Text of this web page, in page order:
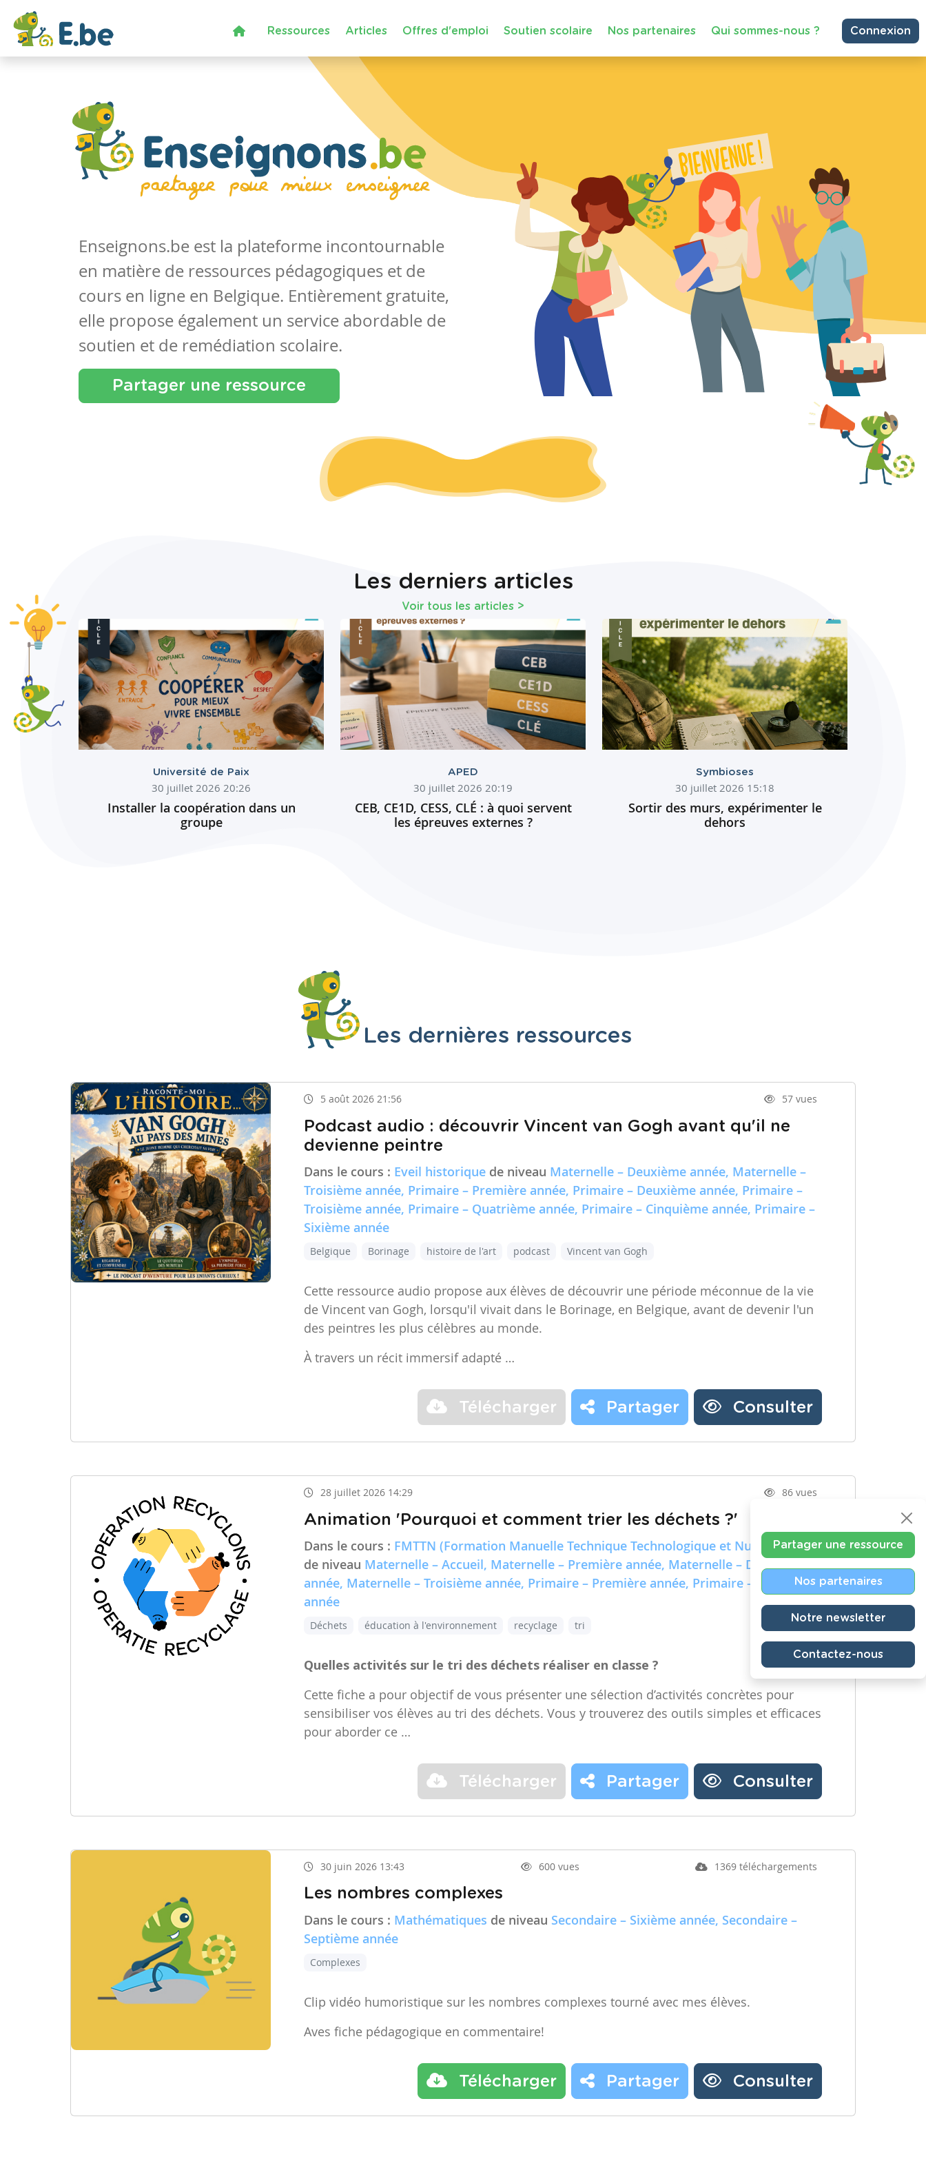
Ressources Articles Offres d'emploi Soutien scolaire Nos partenaires Qui sommes-nous ? Connexion
Enseignons.be est la plateforme incontournable
en matière de ressources pédagogiques et de
cours en ligne en Belgique. Entièrement gratuite,
elle propose également un service abordable de
soutien et de remédiation scolaire.
Partager une ressource
Les derniers articles
Voir tous les articles >
Université de Paix
30 juillet 2026 20:26
Installer la coopération dans un
groupe
APED
30 juillet 2026 20:19
CEB, CE1D, CESS, CLÉ : à quoi servent
les épreuves externes ?
Symbioses
30 juillet 2026 15:18
Sortir des murs, expérimenter le
dehors
Les dernières ressources
5 août 2026 21:56 57 vues
Podcast audio : découvrir Vincent van Gogh avant qu'il ne
devienne peintre
Dans le cours : Eveil historique de niveau Maternelle – Deuxième année, Maternelle –
Troisième année, Primaire – Première année, Primaire – Deuxième année, Primaire –
Troisième année, Primaire – Quatrième année, Primaire – Cinquième année, Primaire –
Sixième année
Belgique Borinage histoire de l'art podcast Vincent van Gogh
Cette ressource audio propose aux élèves de découvrir une période méconnue de la vie
de Vincent van Gogh, lorsqu'il vivait dans le Borinage, en Belgique, avant de devenir l'un
des peintres les plus célèbres au monde.
À travers un récit immersif adapté …
Télécharger Partager Consulter
28 juillet 2026 14:29 86 vues
Animation 'Pourquoi et comment trier les déchets ?'
Dans le cours : FMTTN (Formation Manuelle Technique Technologique et Numérique)
de niveau Maternelle – Accueil, Maternelle – Première année, Maternelle – Deuxième
année, Maternelle – Troisième année, Primaire – Première année, Primaire – Deuxième
année
Déchets éducation à l'environnement recyclage tri
Quelles activités sur le tri des déchets réaliser en classe ?
Cette fiche a pour objectif de vous présenter une sélection d’activités concrètes pour
sensibiliser vos élèves au tri des déchets. Vous y trouverez des outils simples et efficaces
pour aborder ce …
Télécharger Partager Consulter
30 juin 2026 13:43 600 vues 1369 téléchargements
Les nombres complexes
Dans le cours : Mathématiques de niveau Secondaire – Sixième année, Secondaire –
Septième année
Complexes
Clip vidéo humoristique sur les nombres complexes tourné avec mes élèves.
Aves fiche pédagogique en commentaire!
Télécharger Partager Consulter
Partager une ressource
Nos partenaires
Notre newsletter
Contactez-nous